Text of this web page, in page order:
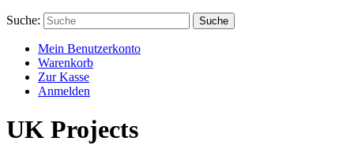
Suche: Suche
Mein Benutzerkonto
Warenkorb
Zur Kasse
Anmelden
UK Projects